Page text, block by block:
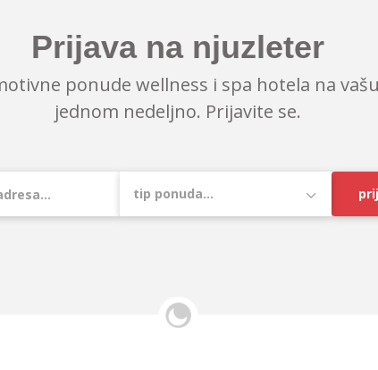
Prijava na njuzleter
ponude wellness i spa hotela na
jednom nedeljno. Prijavite se.